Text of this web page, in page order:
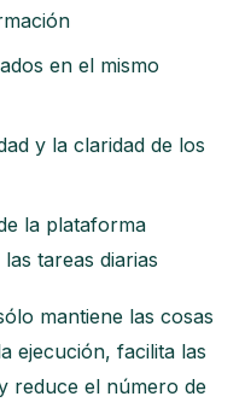
en el mismo
y la claridad de los
la plataforma
tareas diarias
mantiene las cosas
ejecución, facilita las
reduce el número de